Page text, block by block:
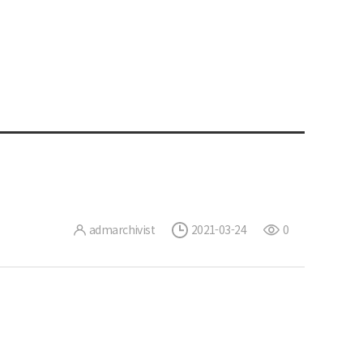
admarchivist 2021-03-24 0